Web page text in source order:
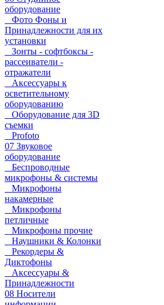
оборудование
Фото Фоны и
Принадлежности для их
установки
Зонты - софтбоксы -
рассеиватели -
отражатели
Аксессуары к
осветительному
оборудованию
Оборудование для 3D
съемки
Profoto
07 Звуковое
оборудование
Беспроводные
микрофоны & системы
Микрофоны
накамерные
Микрофоны
петличные
Микрофоны прочие
Наушники & Колонки
Рекордеры &
Диктофоны
Аксессуары &
Принадлежности
08 Носители